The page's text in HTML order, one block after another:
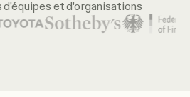
et d'organisations